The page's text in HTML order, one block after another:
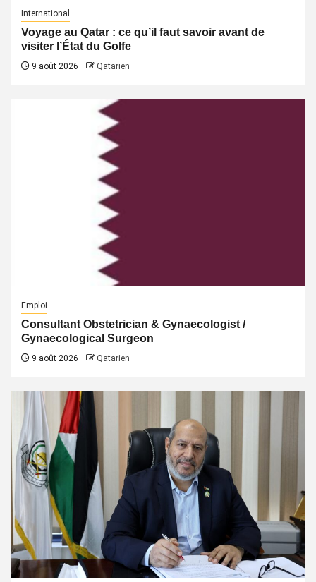
International
Voyage au Qatar : ce qu’il faut savoir avant de
visiter l’État du Golfe
9 août 2026 Qatarien
Emploi
Consultant Obstetrician & Gynaecologist /
Gynaecological Surgeon
9 août 2026 Qatarien